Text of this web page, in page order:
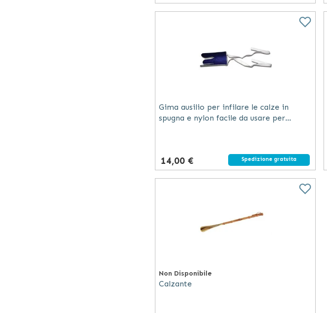
Gima ausilio per infilare le calze in
spugna e nylon facile da usare per
14,00 € Spedizione gratuita
Non Disponibile
Calzante